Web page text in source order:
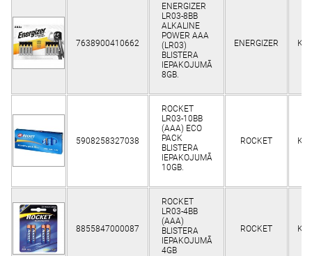
7638900410662
ENERGIZER
LR03-8BB
ALKALINE
POWER AAA
(LR03)
BLISTERA
IEPAKOJUMĀ
8GB.
ENERGIZER
5908258327038
ROCKET
LR03-10BB
(AAA) ECO
PACK
BLISTERA
IEPAKOJUMĀ
10GB.
ROCKET
8855847000087
ROCKET
LR03-4BB
(AAA)
BLISTERA
IEPAKOJUMĀ
4GB
ROCKET